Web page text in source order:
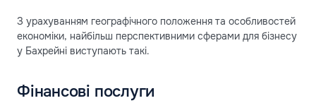
З урахуванням географічного положення та особливостей
економіки, найбільш перспективними сферами для бізнесу
у Бахрейні виступають такі.
Фінансові послуги